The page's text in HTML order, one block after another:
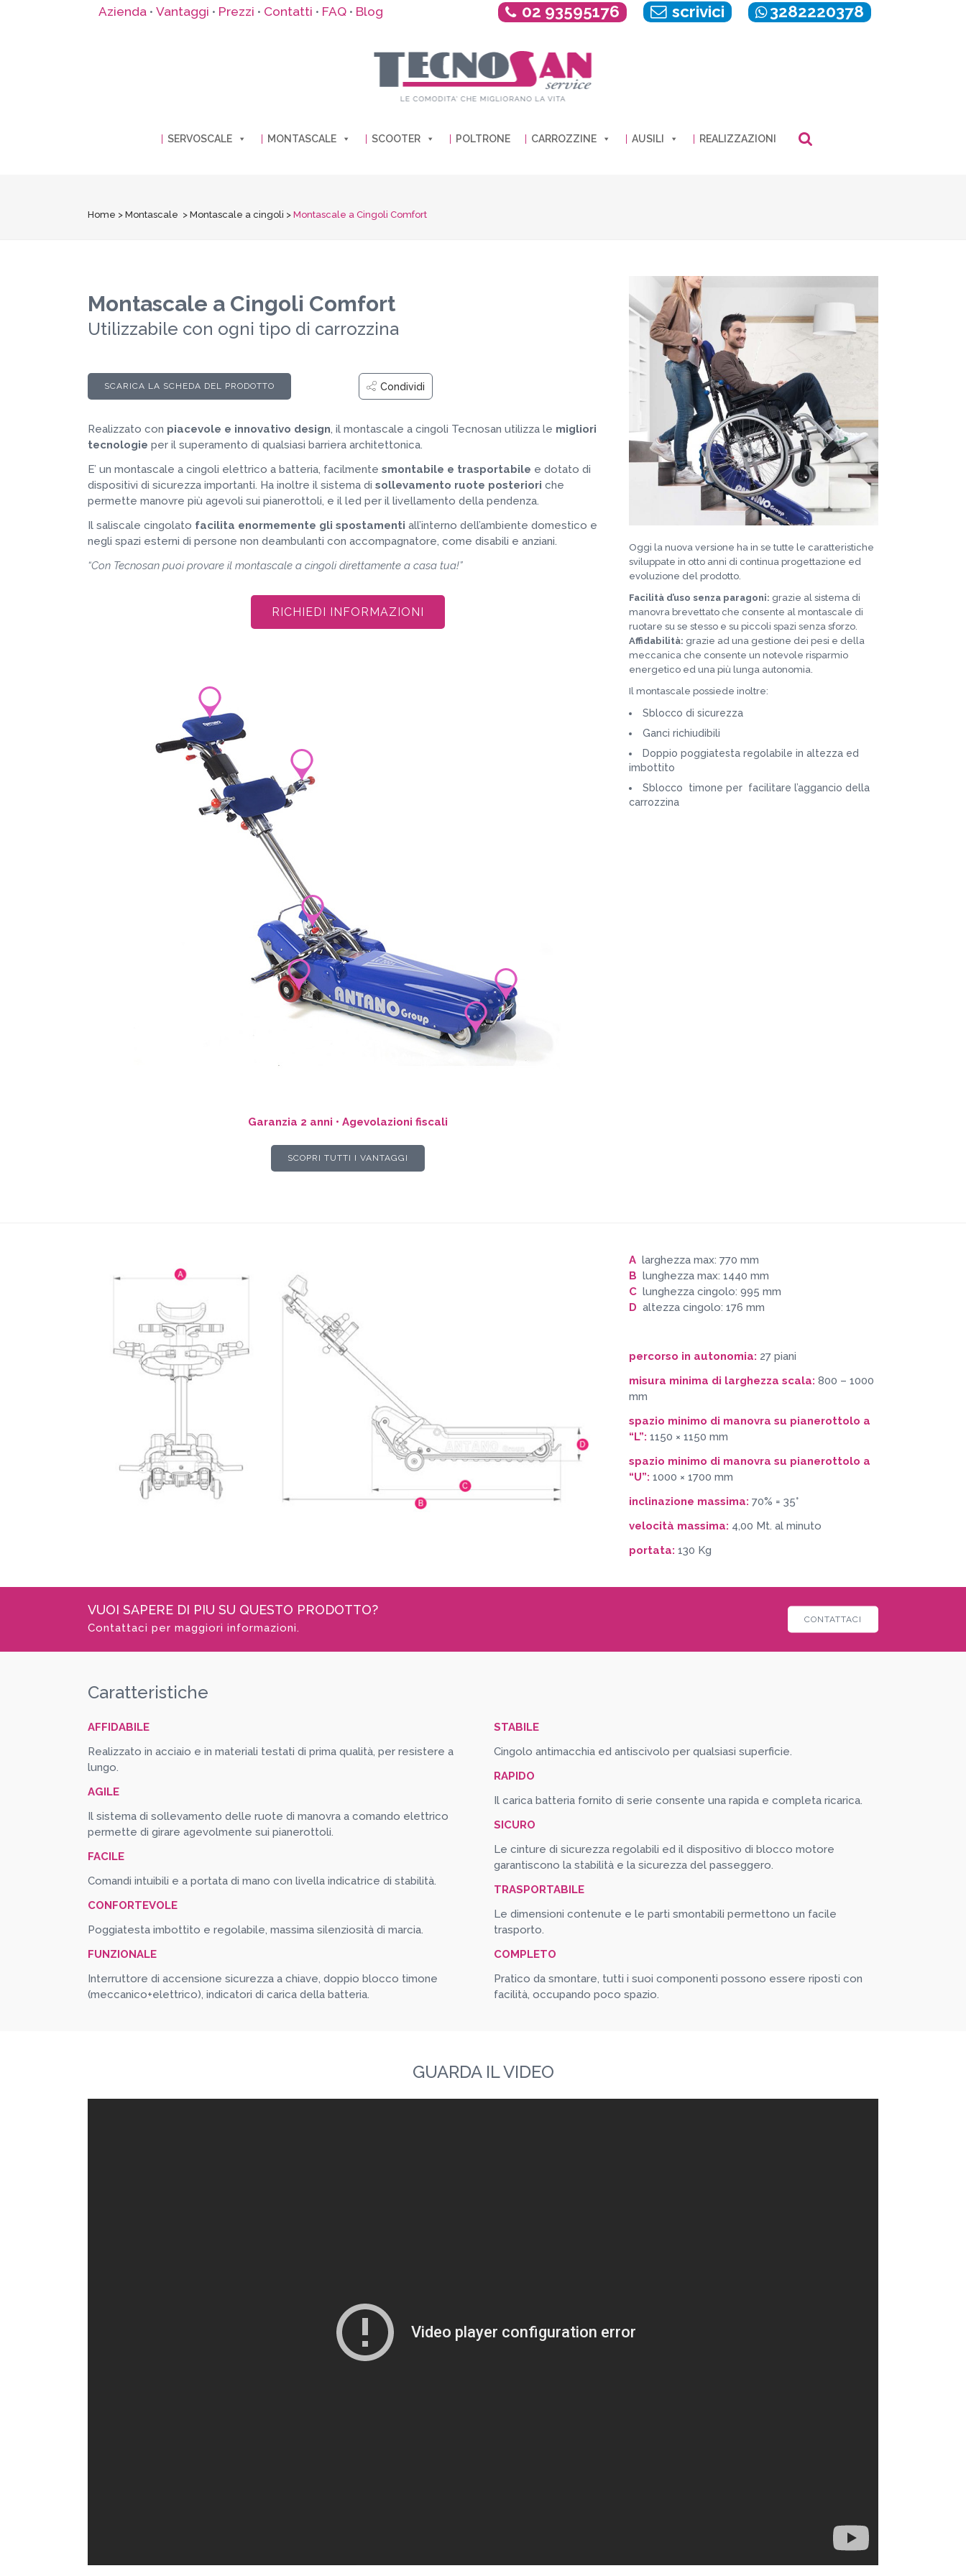
Azienda • Vantaggi • Prezzi • Contatti • FAQ • Blog 02 93595176 scrivici 3282220378
SERVOSCALE MONTASCALE SCOOTER POLTRONE CARROZZINE AUSILI REALIZZAZIONI
Home > Montascale > Montascale a cingoli > Montascale a Cingoli Comfort
Montascale a Cingoli Comfort
Utilizzabile con ogni tipo di carrozzina
SCARICA LA SCHEDA DEL PRODOTTO Condividi
Realizzato con piacevole e innovativo design, il montascale a cingoli Tecnosan utilizza le migliori
tecnologie per il superamento di qualsiasi barriera architettonica.
E’ un montascale a cingoli elettrico a batteria, facilmente smontabile e trasportabile e dotato di
dispositivi di sicurezza importanti. Ha inoltre il sistema di sollevamento ruote posteriori che
permette manovre più agevoli sui pianerottoli, e il led per il livellamento della pendenza.
Il saliscale cingolato facilita enormemente gli spostamenti all’interno dell’ambiente domestico e
negli spazi esterni di persone non deambulanti con accompagnatore, come disabili e anziani.
“Con Tecnosan puoi provare il montascale a cingoli direttamente a casa tua!”
RICHIEDI INFORMAZIONI
Garanzia 2 anni • Agevolazioni fiscali
SCOPRI TUTTI I VANTAGGI
Oggi la nuova versione ha in se tutte le caratteristiche
sviluppate in otto anni di continua progettazione ed
evoluzione del prodotto.
Facilità d’uso senza paragoni: grazie al sistema di
manovra brevettato che consente al montascale di
ruotare su se stesso e su piccoli spazi senza sforzo.
Affidabilità: grazie ad una gestione dei pesi e della
meccanica che consente un notevole risparmio
energetico ed una più lunga autonomia.
Il montascale possiede inoltre:
Sblocco di sicurezza
Ganci richiudibili
Doppio poggiatesta regolabile in altezza ed
imbottito
Sblocco timone per facilitare l’aggancio della
carrozzina
A larghezza max: 770 mm
B lunghezza max: 1440 mm
C lunghezza cingolo: 995 mm
D altezza cingolo: 176 mm
percorso in autonomia: 27 piani
misura minima di larghezza scala: 800 – 1000
mm
spazio minimo di manovra su pianerottolo a
“L”:1150 × 1150 mm
spazio minimo di manovra su pianerottolo a
“U”: 1000 × 1700 mm
inclinazione massima: 70% = 35°
velocità massima: 4,00 Mt. al minuto
portata: 130 Kg
VUOI SAPERE DI PIU SU QUESTO PRODOTTO?
Contattaci per maggiori informazioni.
CONTATTACI
Caratteristiche
AFFIDABILE
Realizzato in acciaio e in materiali testati di prima qualità, per resistere a
lungo.
AGILE
Il sistema di sollevamento delle ruote di manovra a comando elettrico
permette di girare agevolmente sui pianerottoli.
FACILE
Comandi intuibili e a portata di mano con livella indicatrice di stabilità.
CONFORTEVOLE
Poggiatesta imbottito e regolabile, massima silenziosità di marcia.
FUNZIONALE
Interruttore di accensione sicurezza a chiave, doppio blocco timone
(meccanico+elettrico), indicatori di carica della batteria.
STABILE
Cingolo antimacchia ed antiscivolo per qualsiasi superficie.
RAPIDO
Il carica batteria fornito di serie consente una rapida e completa ricarica.
SICURO
Le cinture di sicurezza regolabili ed il dispositivo di blocco motore
garantiscono la stabilità e la sicurezza del passeggero.
TRASPORTABILE
Le dimensioni contenute e le parti smontabili permettono un facile
trasporto.
COMPLETO
Pratico da smontare, tutti i suoi componenti possono essere riposti con
facilità, occupando poco spazio.
GUARDA IL VIDEO